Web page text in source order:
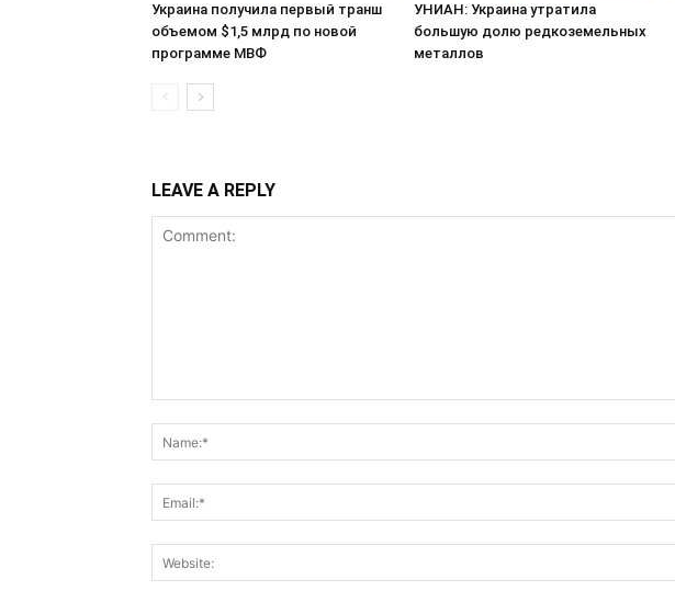
Украина получила первый транш
объемом $1,5 млрд по новой
программе МВФ
УНИАН: Украина утратила
большую долю редкоземельных
металлов
LEAVE A REPLY